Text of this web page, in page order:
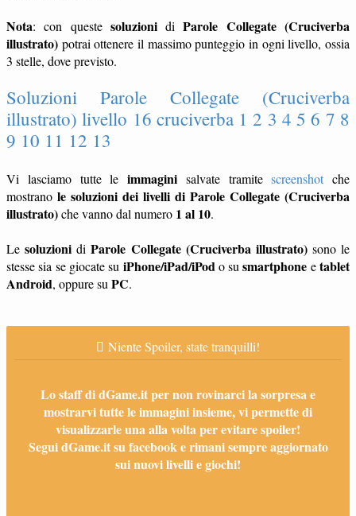
Nota: con queste soluzionidiParole Collegate (Cruciverba
illustrato) potrai ottenere il massimo punteggio in ogni livello, ossia
3 stelle, dove previsto.
Soluzioni Parole Collegate (Cruciverba
illustrato) livello 16 cruciverba 1 2 3 4 5 6 7 8
9 10 11 12 13
Vi lasciamo tutte le immagini salvate tramitescreenshot che
mostrano le soluzioni dei livelli di Parole Collegate (Cruciverba
illustrato)che vanno dal numero 1 al 10.
Lesoluzioni diParole Collegate (Cruciverba illustrato)sono le
stesse sia se giocate su iPhone/iPad/iPod o susmartphone etablet
Android, oppure su PC.
Niente Spoiler, state tranquilli!
Lo staff di dGame.it per non rovinarci la sorpresa e
mostrarvi tutte le immagini insieme, vi permette di
visualizzarle una alla volta per evitare spoiler!
Segui dGame.it su facebook e rimani sempre aggiornato
sui nuovi livelli e giochi!